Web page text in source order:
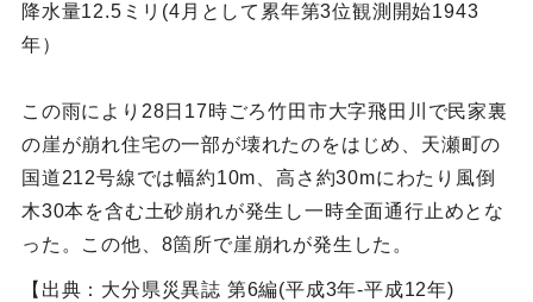
降水量12.5ミリ(4月として累年第3位観測開始1943
年）
この雨により28日17時ごろ竹田市大字飛田川で民家裏
の崖が崩れ住宅の一部が壊れたのをはじめ、天瀬町の
国道212号線では幅約10m、高さ約30mにわたり風倒
木30本を含む土砂崩れが発生し一時全面通行止めとな
った。この他、8箇所で崖崩れが発生した。
【出典：大分県災異誌 第6編(平成3年-平成12年)